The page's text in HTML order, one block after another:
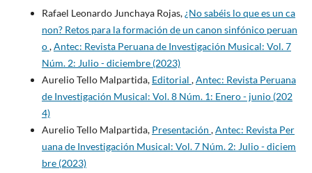
Rafael Leonardo Junchaya Rojas,¿No sabéis lo que es un ca
non? Retos para la formación de un canon sinfónico peruan
o,Antec: Revista Peruana de Investigación Musical: Vol. 7
Núm. 2: Julio - diciembre (2023)
Aurelio Tello Malpartida, Editorial ,Antec: Revista Peruana
de Investigación Musical: Vol. 8 Núm. 1: Enero - junio (202
4)
Aurelio Tello Malpartida, Presentación ,Antec: Revista Per
uana de Investigación Musical: Vol. 7 Núm. 2: Julio - diciem
bre (2023)